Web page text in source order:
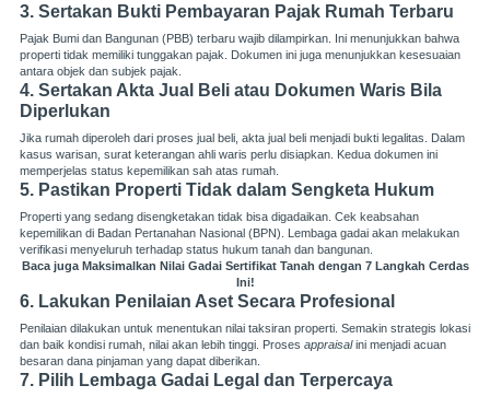
3. Sertakan Bukti Pembayaran Pajak Rumah Terbaru
Pajak Bumi dan Bangunan (PBB) terbaru wajib dilampirkan. Ini menunjukkan bahwa
properti tidak memiliki tunggakan pajak. Dokumen ini juga menunjukkan kesesuaian
antara objek dan subjek pajak.
4. Sertakan Akta Jual Beli atau Dokumen Waris Bila
Diperlukan
Jika rumah diperoleh dari proses jual beli, akta jual beli menjadi bukti legalitas. Dalam
kasus warisan, surat keterangan ahli waris perlu disiapkan. Kedua dokumen ini
memperjelas status kepemilikan sah atas rumah.
5. Pastikan Properti Tidak dalam Sengketa Hukum
Properti yang sedang disengketakan tidak bisa digadaikan. Cek keabsahan
kepemilikan di Badan Pertanahan Nasional (BPN). Lembaga gadai akan melakukan
verifikasi menyeluruh terhadap status hukum tanah dan bangunan.
Baca juga Maksimalkan Nilai Gadai Sertifikat Tanah dengan 7 Langkah Cerdas
Ini!
6. Lakukan Penilaian Aset Secara Profesional
Penilaian dilakukan untuk menentukan nilai taksiran properti. Semakin strategis lokasi
dan baik kondisi rumah, nilai akan lebih tinggi. Proses appraisalini menjadi acuan
besaran dana pinjaman yang dapat diberikan.
7. Pilih Lembaga Gadai Legal dan Terpercaya